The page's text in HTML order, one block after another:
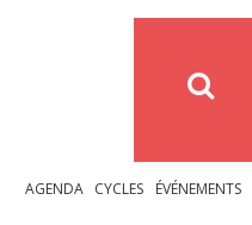
AGENDA CYCLES ÉVÉNEMENTS